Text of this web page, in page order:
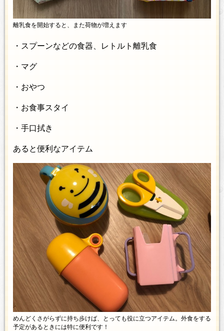
離乳食を開始すると、また荷物が増えます
・スプーンなどの食器、レトルト離乳食
・マグ
・おやつ
・お食事スタイ
・手口拭き
あると便利なアイテム
めんどくさがらずに持ち歩けば、とっても役に立つアイテム。外食をする
予定があるときには特に便利です！